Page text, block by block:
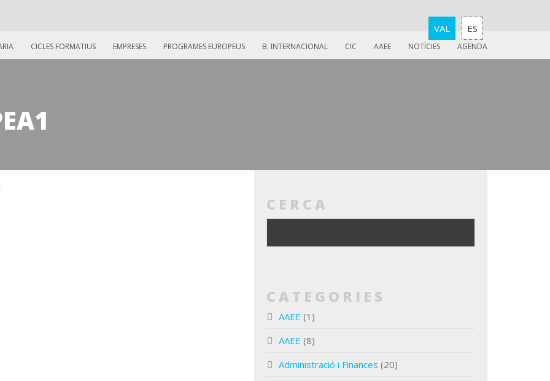
VAL ES
CICLES FORMATIUS EMPRESES PROGRAMES EUROPEUS B. INTERNACIONAL CIC AAEE NOTÍCIES AGENDA
CERCA
CATEGORIES
AAEE (1)
AAEE (8)
Administració i Finances (20)